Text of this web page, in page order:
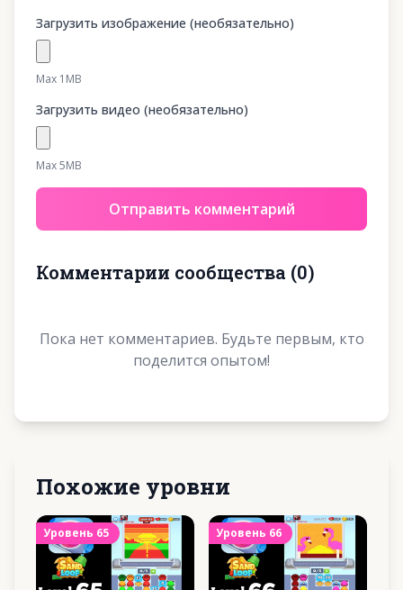
Загрузить изображение (необязательно)
Max 1MB
Загрузить видео (необязательно)
Max 5MB
Отправить комментарий
Комментарии сообщества (0)
Пока нет комментариев. Будьте первым, кто
поделится опытом!
Похожие уровни
Уровень 65 Уровень 66